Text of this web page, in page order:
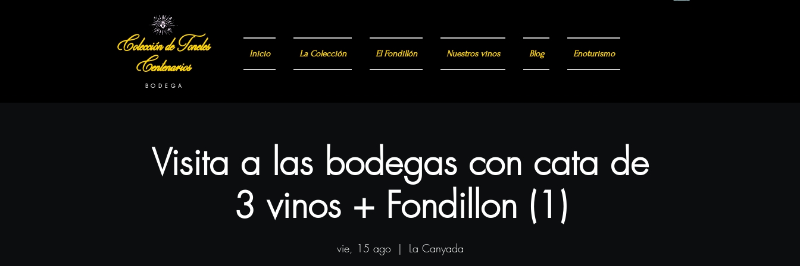
Visita a las bodegas con cata de
3 vinos + Fondillon (1)
vie, 15 ago
  |
La Canyada
Colección de Toneles
Centenarios Inicio La Colección El Fondillón Nuestros vinos Blog Enoturismo
B O D E G A